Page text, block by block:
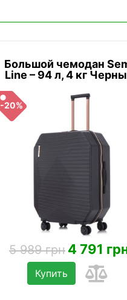
Большой чемодан
Line – 94 л, 4 кг
-20%
5 989 грн 4 791
Купить